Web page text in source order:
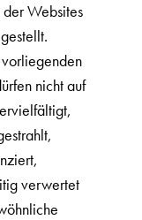
Websites
nicht auf
verwertet